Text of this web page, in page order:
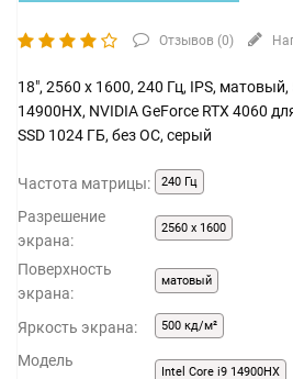
Отзывов (0)
18", 2560 x 1600, 240 Гц, IPS,
14900HX, NVIDIA GeForce RTX 4060
SSD 1024 ГБ, без ОС, серый
Частота матрицы: 240 Гц
Разрешение
экрана:
2560 x 1600
Поверхность
экрана:
матовый
Яркость экрана: 500 кд/м²
Модель
Intel Core i9 14900HX